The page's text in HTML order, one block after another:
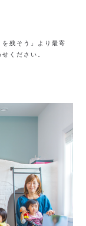
残そう」より最寄
ください。